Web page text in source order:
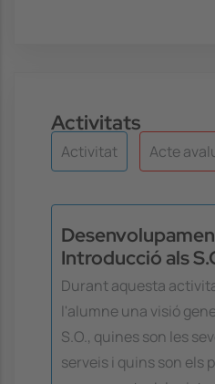
Activitats
Activitat Acte
Introducció als
Durant aquesta
l'alumne una visió
S.O., quines son les
serveis i quins son els